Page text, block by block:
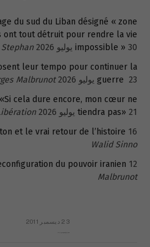
du sud du Liban désigné « zone
ont tout détruit pour rendre la vie
impossible » 30 يوليو 2026
leur tempo pour continuer la
guerre 23 يوليو 2026
Malbrunot
cela dure encore, mon cœur ne
tiendra pas» 21 يوليو 2026
et le vrai retour de l’histoire 16 يوليو 2026
Walid Sinno
du pouvoir iranien 12 يوليو 2026
Malbrunot
23 ديسمبر 2011